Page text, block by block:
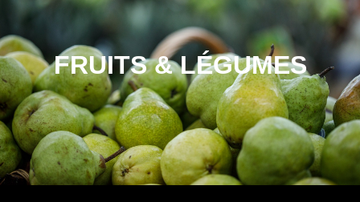
FRUITS & LÉGUMES